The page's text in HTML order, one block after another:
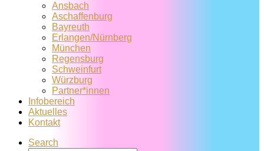
Ansbach
Aschaffenburg
Bayreuth
Erlangen/Nürnberg
München
Regensburg
Schweinfurt
Würzburg
Partner*innen
Infobereich
Aktuelles
Kontakt
Search